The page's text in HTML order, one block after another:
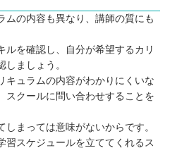
ムの内容も異なり、講師の質にも
ルを確認し、自分が希望するカリ
しましょう。
キュラムの内容がわかりにくいな
スクールに問い合わせすることを
しまっては意味がないからです。
習スケジュールを立ててくれるス